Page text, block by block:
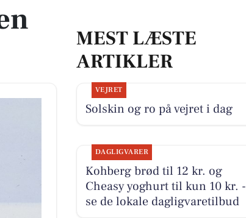
MEST LÆSTE
ARTIKLER
VEJRET
Solskin og ro på vejret i dag
DAGLIGVARER
Kohberg brød til 12 kr. og
Cheasy yoghurt til kun 10 kr. -
se de lokale dagligvaretilbud